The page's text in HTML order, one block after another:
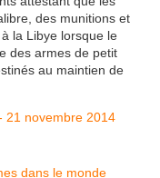
des munitions et
la Libye lorsque le
des armes de petit
au maintien de
21 novembre 2014